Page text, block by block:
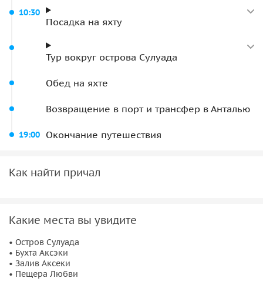
10:30
Посадка на яхту
Тур вокруг острова Сулуада
Обед на яхте
Возвращение в порт и трансфер в Анталью
19:00 Окончание путешествия
Как найти причал
Какие места вы увидите
• Остров Сулуада
• Бухта Аксэки
• Залив Аксеки
• Пещера Любви